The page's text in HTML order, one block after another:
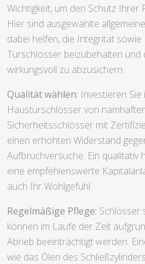
Wichtigkeit, um den Schutz Ihrer
Hier sind ausgewählte
dabei helfen, die Integrität
Türschlösser beizubehalten und
wirkungsvoll zu abzusichern.
Qualität wählen: Investieren
Haustürschlösser von
Sicherheitsschlösser mit
einen erhöhten Widerstand
Aufbruchversuche. Ein qualitativ
eine empfehlenswerte
auch Ihr Wohlgefühl.
Regelmäßige Pflege: Schlösser
können im Laufe der Zeit
Abrieb beeinträchtigt werden.
wie das Ölen des